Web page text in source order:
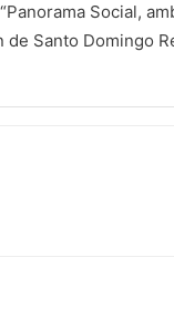
Social,
de Santo Domingo